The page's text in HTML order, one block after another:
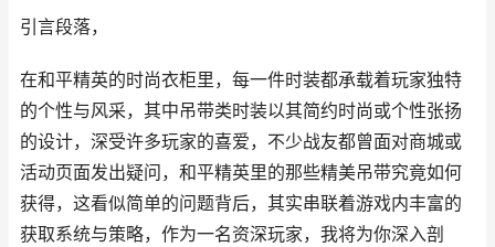
引言段落，
在和平精英的时尚衣柜里，每一件时装都承载着玩家独特
的个性与风采，其中吊带类时装以其简约时尚或个性张扬
的设计，深受许多玩家的喜爱，不少战友都曾面对商城或
活动页面发出疑问，和平精英里的那些精美吊带究竟如何
获得，这看似简单的问题背后，其实串联着游戏内丰富的
获取系统与策略，作为一名资深玩家，我将为你深入剖